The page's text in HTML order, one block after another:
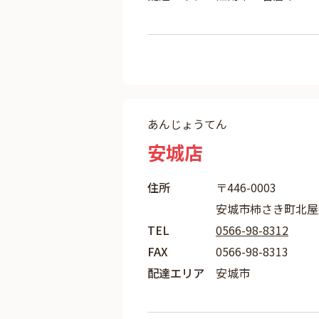
あんじょうてん
安城店
住所
〒446-0003
安城市柿さき町北
TEL
0566-98-8312
FAX
0566-98-8313
配達エリア
安城市